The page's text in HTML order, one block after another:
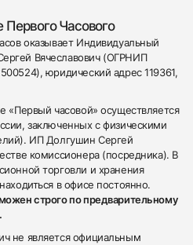
Часового
оказывает Индивидуальный
Вячеславович (ОГРНИП
юридический адрес 119361,
«Первый часовой» осуществляется
заключенных с физическими
ИП Долгушин Сергей
комиссионера (посредника). В
торговли и хранения
в офисе постоянно.
строго по предварительному
не является официальным